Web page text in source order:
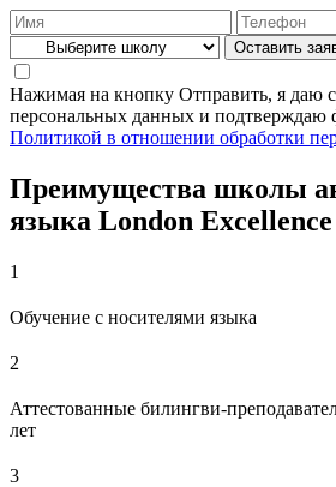
Нажимая на кнопку Отправить, я даю
персональных данных и подтверждаю
Политикой в отношении обработки
Преимущества школы
языка London Excellence
1
Обучение с носителями языка
2
Аттестованные билингви-
лет
3